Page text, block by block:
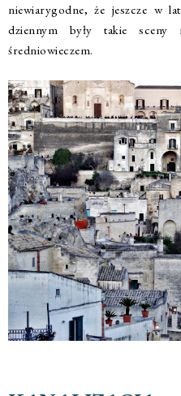
niewiarygodne, że jeszcze w
dziennym były takie sceny
średniowieczem.